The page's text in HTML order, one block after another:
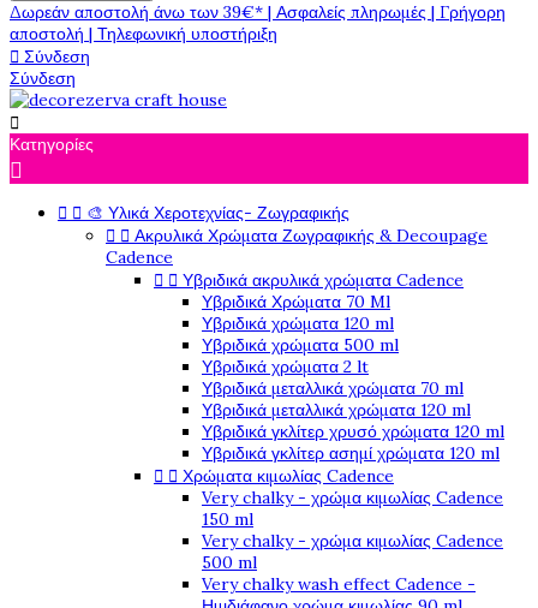
Δωρεάν αποστολή άνω των 39€* | Ασφαλείς πληρωμές | Γρήγορη
αποστολή | Τηλεφωνική υποστήριξη
 Σύνδεση
Σύνδεση

Κατηγορίες

  🎨 Υλικά Χεροτεχνίας- Ζωγραφικής
  Ακρυλικά Χρώματα Ζωγραφικής & Decoupage
Cadence
  Υβριδικά ακρυλικά χρώματα Cadence
Υβριδικά Χρώματα 70 Ml
Υβριδικά χρώματα 120 ml
Υβριδικά χρώματα 500 ml
Υβριδικά χρώματα 2 lt
Υβριδικά μεταλλικά χρώματα 70 ml
Υβριδικά μεταλλικά χρώματα 120 ml
Υβριδικά γκλίτερ χρυσό χρώματα 120 ml
Υβριδικά γκλίτερ ασημί χρώματα 120 ml
  Χρώματα κιμωλίας Cadence
Very chalky - χρώμα κιμωλίας Cadence
150 ml
Very chalky - χρώμα κιμωλίας Cadence
500 ml
Very chalky wash effect Cadence -